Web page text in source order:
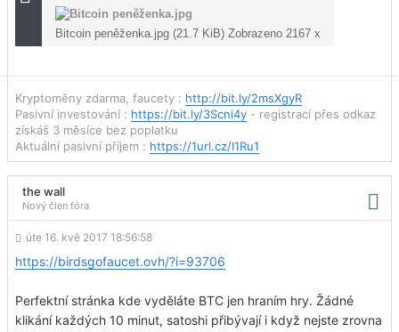
Bitcoin peněženka.jpg (21.7 KiB) Zobrazeno 2167 x
Kryptoměny zdarma, faucety : http://bit.ly/2msXgyR
Pasivní investování : https://bit.ly/3Scni4y - registrací přes odkaz
získáš 3 měsíce bez poplatku
Aktuální pasivní příjem : https://1url.cz/I1Ru1
the wall
Nový člen fóra
úte 16. kvě 2017 18:56:58
https://birdsgofaucet.ovh/?i=93706
Perfektní stránka kde vyděláte BTC jen hraním hry. Žádné
klikání každých 10 minut, satoshi přibývají i když nejste zrovna